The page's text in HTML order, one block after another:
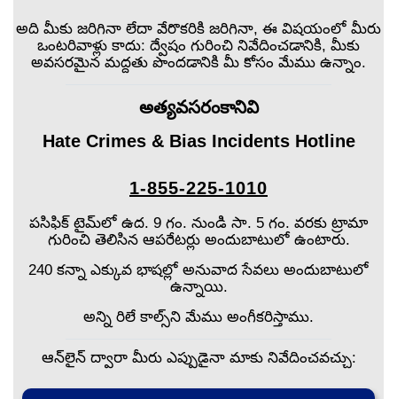
అది మీకు జరిగినా లేదా వేరొకరికి జరిగినా, ఈ విషయంలో మీరు
ఒంటరివాళ్లు కాదు: ద్వేషం గురించి నివేదించడానికి, మీకు
అవసరమైన మద్దతు పొందడానికి మీ కోసం మేము ఉన్నాం.
అత్యవసరంకానివి
Hate Crimes & Bias Incidents Hotline
1-855-225-1010
పసిఫిక్ టైమ్‌లో ఉద. 9 గం. నుండి సా. 5 గం. వరకు ట్రామా
గురించి తెలిసిన ఆపరేటర్లు అందుబాటులో ఉంటారు.
240 కన్నా ఎక్కువ భాషల్లో అనువాద సేవలు అందుబాటులో
ఉన్నాయి.
అన్ని రిలే కాల్స్‌ని మేము అంగీకరిస్తాము.
ఆన్‌లైన్ ద్వారా మీరు ఎప్పుడైనా మాకు నివేదించవచ్చు: